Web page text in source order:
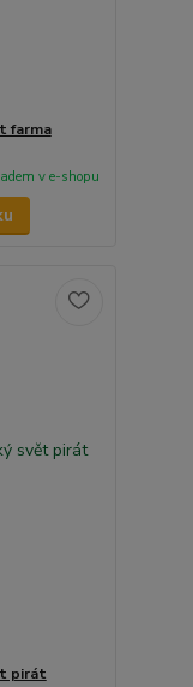
farma
v e-shopu
pirát